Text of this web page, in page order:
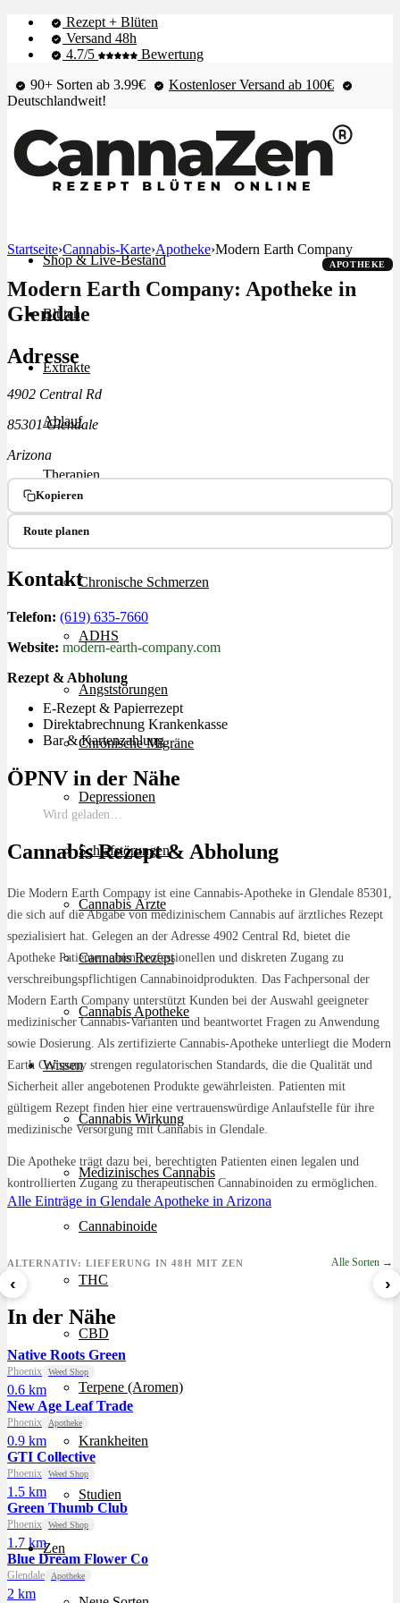
Rezept + Blüten
Versand 48h
4.7/5
Bewertung
90+ Sorten ab 3.99€
Kostenloser Versand ab 100€
Deutschlandweit!
Shop & Live-Bestand
Blüten
Extrakte
Ablauf
Therapien
Alle Krankheiten
Chronische Schmerzen
ADHS
Angststörungen
Chronische Migräne
Depressionen
Schlafstörungen
Cannabis Ärzte
Cannabis Rezept
Cannabis Apotheke
Wissen
Cannabis Wirkung
Medizinisches Cannabis
Cannabinoide
THC
CBD
Terpene (Aromen)
Krankheiten
Studien
Zen
Startseite›Cannabis-Karte›Apotheke›Modern Earth Company
APOTHEKE
Modern Earth Company: Apotheke in
Glendale
Adresse
4902 Central Rd
85301 Glendale
Arizona
Kopieren
Route planen
Kontakt
Telefon: (619) 635-7660
Website: modern-earth-company.com
Rezept & Abholung
E-Rezept & Papierrezept
Direktabrechnung Krankenkasse
Bar & Kartenzahlung
ÖPNV in der Nähe
Wird geladen…
Cannabis Rezept & Abholung
Die Modern Earth Company ist eine Cannabis-Apotheke in Glendale 85301,
die sich auf die Abgabe von medizinischem Cannabis auf ärztliches Rezept
spezialisiert hat. Gelegen an der Adresse 4902 Central Rd, bietet die
Apotheke Patienten einen professionellen und diskreten Zugang zu
verschreibungspflichtigen Cannabinoidprodukten. Das Fachpersonal der
Modern Earth Company unterstützt Kunden bei der Auswahl geeigneter
medizinischer Cannabis-Varianten und beantwortet Fragen zu Anwendung
sowie Dosierung. Als zertifizierte Cannabis-Apotheke unterliegt die Modern
Earth Company strengen regulatorischen Standards, die die Qualität und
Sicherheit aller angebotenen Produkte gewährleisten. Patienten mit
gültigem Rezept finden hier eine vertrauenswürdige Anlaufstelle für ihre
medizinische Versorgung mit Cannabis in Glendale.
Die Apotheke trägt dazu bei, berechtigten Patienten einen legalen und
kontrollierten Zugang zu therapeutischen Cannabinoiden zu ermöglichen.
Alle Einträge in Glendale Apotheke in Arizona
ALTERNATIV: LIEFERUNG IN 48H MIT ZEN Alle Sorten →
‹
Sour Mintz Haze
ab 5,99 €/g
›
In der Nähe
Native Roots Green
Phoenix Weed Shop
0.6 km
New Age Leaf Trade
Phoenix Apotheke
0.9 km
GTI Collective
Phoenix Weed Shop
1.5 km
Green Thumb Club
Phoenix Weed Shop
1.7 km
Blue Dream Flower Co
Glendale Apotheke
2 km